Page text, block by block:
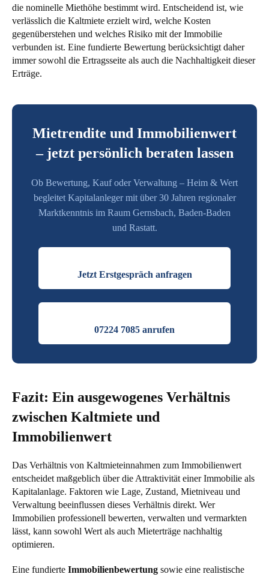
die nominelle Miethöhe bestimmt wird. Entscheidend ist, wie
verlässlich die Kaltmiete erzielt wird, welche Kosten
gegenüberstehen und welches Risiko mit der Immobilie
verbunden ist. Eine fundierte Bewertung berücksichtigt daher
immer sowohl die Ertragsseite als auch die Nachhaltigkeit dieser
Erträge.
Mietrendite und Immobilienwert
– jetzt persönlich beraten lassen
Ob Bewertung, Kauf oder Verwaltung – Heim & Wert
begleitet Kapitalanleger mit über 30 Jahren regionaler
Marktkenntnis im Raum Gernsbach, Baden-Baden
und Rastatt.
Jetzt Erstgespräch anfragen
07224 7085 anrufen
Fazit: Ein ausgewogenes Verhältnis
zwischen Kaltmiete und
Immobilienwert
Das Verhältnis von Kaltmieteinnahmen zum Immobilienwert
entscheidet maßgeblich über die Attraktivität einer Immobilie als
Kapitalanlage. Faktoren wie Lage, Zustand, Mietniveau und
Verwaltung beeinflussen dieses Verhältnis direkt. Wer
Immobilien professionell bewerten, verwalten und vermarkten
lässt, kann sowohl Wert als auch Mieterträge nachhaltig
optimieren.
Eine fundierte Immobilienbewertung sowie eine realistische